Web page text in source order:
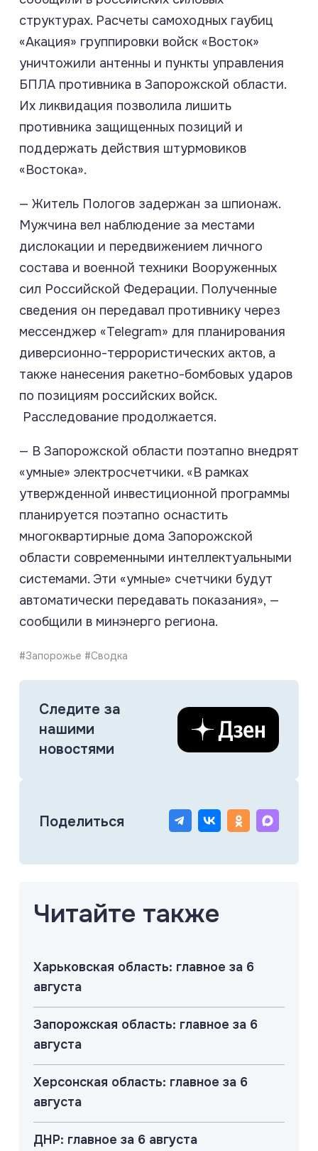
структурах. Расчеты самоходных гаубиц
«Акация» группировки войск «Восток»
уничтожили антенны и пункты управления
БПЛА противника в Запорожской области.
Их ликвидация позволила лишить
противника защищенных позиций и
поддержать действия штурмовиков
«Востока».
— Житель Пологов задержан за шпионаж. ​​​​
Мужчина вел наблюдение за местами
дислокации и передвижением личного
состава и военной техники Вооруженных
сил Российской Федерации. Полученные
сведения он передавал противнику через
мессенджер «Telegram» для планирования
диверсионно-террористических актов, а
также нанесения ракетно-бомбовых ударов
по позициям российских войск.
Расследование продолжается.
— В Запорожской области поэтапно внедрят
«умные» электросчетчики. «В рамках
утвержденной инвестиционной программы
планируется поэтапно оснастить
многоквартирные дома Запорожской
области современными интеллектуальными
системами. Эти «умные» счетчики будут
автоматически передавать показания», —
сообщили в минэнерго региона.
#Запорожье #Сводка
Следите за
нашими
новостями
Поделиться
Читайте также
Харьковская область: главное за 6
августа
Запорожская область: главное за 6
августа
Херсонская область: главное за 6
августа
ДНР: главное за 6 августа